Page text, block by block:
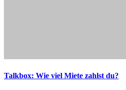
Talkbox: Wie viel Miete zahlst du?